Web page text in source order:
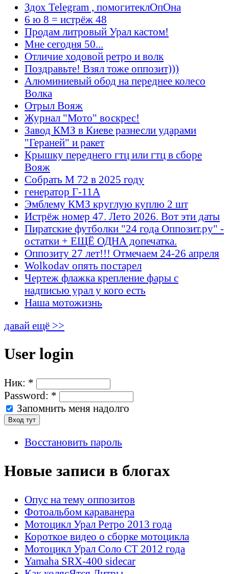
Здох Telegram , помогитеклОпОна
6 ю 8 = истрёж 48
Продам литровый Урал кастом!
Мне сегодня 50...
Отличие ходовой ретро и волк
Поздравьте! Взял тоже оппозит)))
Алюминиевый обод на переднее колесо
Волка
Отрыл Вояж
Журнал "Мото" воскрес!
Завод КМЗ в Киеве разнесли ударами
"Гераней" и ракет
Крышку переднего гтц или гтц в сборе
Вояж
Собрать М 72 в 2025 году
генератор Г-11А
Эмблему КМЗ круглую куплю 2 шт
Истрёж номер 47. Лето 2026. Вот эти даты
Пиратские футболки "24 года Оппозит.ру" -
остатки + ЕЩЁ ОДНА допечатка.
Оппозиту 27 лет!!! Отмечаем 24-26 апреля
Wolkodav опять постарел
Чертеж флажка крепление фары с
надписью урал у кого есть
Наша мотожизнь
давай ещё >>
User login
Ник: *
Password: *
Запомнить меня надолго
Восстановить пароль
Новые записи в блогах
Опус на тему оппозитов
Фотоальбом караванера
Мотоцикл Урал Ретро 2013 года
Короткое видео о сборке мотоцикла
Мотоцикл Урал Соло СТ 2012 года
Yamaha SRX-400 sidecar